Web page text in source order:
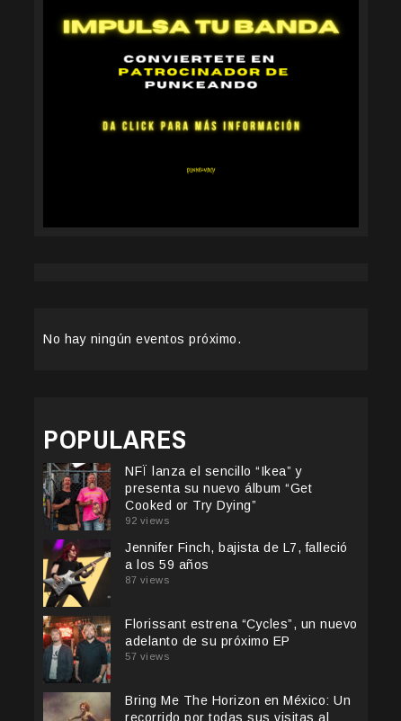
No hay ningún eventos próximo.
POPULARES
NFÏ lanza el sencillo “Ikea” y
presenta su nuevo álbum “Get
Cooked or Try Dying”
92 views
Jennifer Finch, bajista de L7, falleció
a los 59 años
87 views
Florissant estrena “Cycles”, un nuevo
adelanto de su próximo EP
57 views
Bring Me The Horizon en México: Un
recorrido por todas sus visitas al